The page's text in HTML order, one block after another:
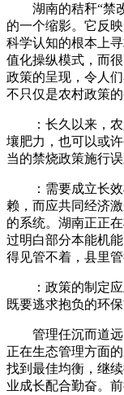
湖南的秸秆“禁改
的一个缩影。它反
科学认知的根本上
值化操纵模式，而
政策的呈现，令人
不只仅是农村政策
：长久以来，农
壤肥力，也可以或
当的禁烧政策施行
：需要成立长效
赖，而应共同经济
的系统。湖南正正
过明白部分本能机
得见管不着，县里管
：政策的制定应
既要逃求抱负的环
管理任沉而道远
正在生态管理方面
找到最佳均衡，继
业成长配合勤奋。